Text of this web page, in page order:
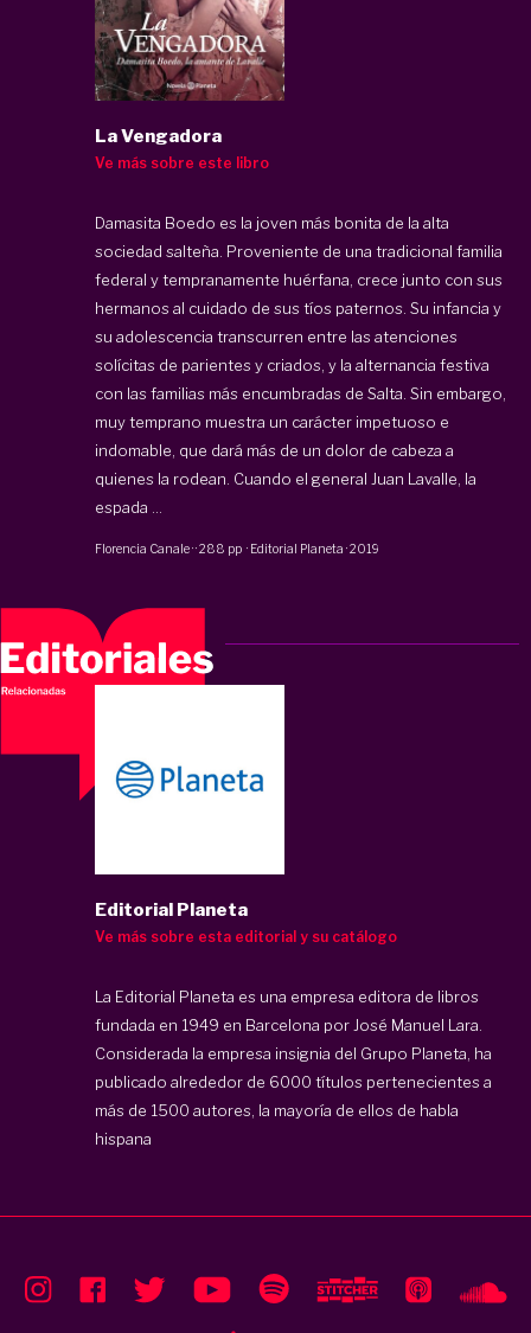
La Vengadora
Ve más sobre este libro
Damasita Boedo es la joven más bonita de la alta
sociedad salteña. Proveniente de una tradicional familia
federal y tempranamente huérfana, crece junto con sus
hermanos al cuidado de sus tíos paternos. Su infancia y
su adolescencia transcurren entre las atenciones
solícitas de parientes y criados, y la alternancia festiva
con las familias más encumbradas de Salta. Sin embargo,
muy temprano muestra un carácter impetuoso e
indomable, que dará más de un dolor de cabeza a
quienes la rodean. Cuando el general Juan Lavalle, la
espada ...
Florencia Canale··288 pp · Editorial Planeta ·2019
Editorial Planeta
Ve más sobre esta editorial y su catálogo
La Editorial Planeta es una empresa editora de libros
fundada en 1949 en Barcelona por José Manuel Lara.
Considerada la empresa insignia del Grupo Planeta, ha
publicado alrededor de 6000 títulos pertenecientes a
más de 1500 autores, la mayoría de ellos de habla
hispana